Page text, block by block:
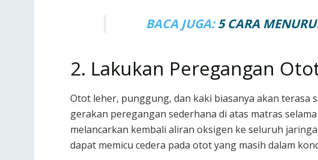
BACA JUGA:5 CARA
2. Lakukan Peregangan
Otot leher, punggung, dan kaki biasanya akan terasa
gerakan peregangan sederhana di atas matras
melancarkan kembali aliran oksigen ke seluruh
dapat memicu cedera pada otot yang masih dalam